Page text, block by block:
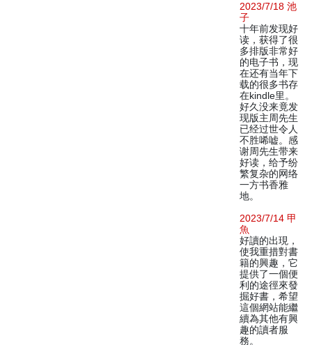
2023/7/18 池
子
十年前发现好
读，获得了很
多排版非常好
的电子书，现
在还有当年下
载的很多书存
在kindle里。
好久没来竟发
现版主周先生
已经过世令人
不胜唏嘘。感
谢周先生带来
好读，给予纷
繁复杂的网络
一方书香雅
地。
2023/7/14 甲
魚
好讀的出現，
使我重措對書
籍的興趣，它
提供了一個便
利的途徑來發
掘好書，希望
這個網站能繼
續為其他有興
趣的讀者服
務。